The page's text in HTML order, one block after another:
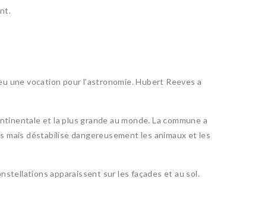
une vocation pour l’astronomie. Hubert Reeves a
et la plus grande au monde. La commune a
déstabilise dangereusement les animaux et les
apparaissent sur les façades et au sol.